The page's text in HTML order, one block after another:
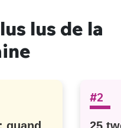
lus de la
#2